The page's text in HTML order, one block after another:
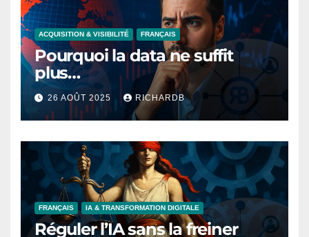
ACQUISITION & VISIBILITÉ FRANÇAIS
Pourquoi la data ne suffit
plus…
26 AOÛT 2025 RICHARDB
FRANÇAIS IA & TRANSFORMATION DIGITALE
Réguler l’IA sans la freiner